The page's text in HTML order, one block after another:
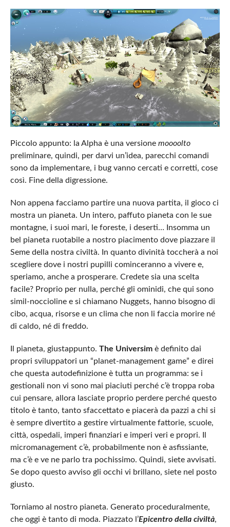
Piccolo appunto: la Alpha è una versione moooolto
preliminare, quindi, per darvi un’idea, parecchi comandi
sono da implementare, i bug vanno cercati e corretti, cose
così. Fine della digressione.
Non appena facciamo partire una nuova partita, il gioco ci
mostra un pianeta. Un intero, paffuto pianeta con le sue
montagne, i suoi mari, le foreste, i deserti… Insomma un
bel pianeta ruotabile a nostro piacimento dove piazzare il
Seme della nostra civiltà. In quanto divinità toccherà a noi
scegliere dove i nostri pupilli cominceranno a vivere e,
speriamo, anche a prosperare. Credete sia una scelta
facile? Proprio per nulla, perché gli ominidi, che qui sono
simil-noccioline e si chiamano Nuggets, hanno bisogno di
cibo, acqua, risorse e un clima che non li faccia morire né
di caldo, né di freddo.
Il pianeta, giustappunto. The Universimè definito dai
propri sviluppatori un “planet-management game” e direi
che questa autodefinizione è tutta un programma: se i
gestionali non vi sono mai piaciuti perché c’è troppa roba
cui pensare, allora lasciate proprio perdere perché questo
titolo è tanto, tanto sfaccettato e piacerà da pazzi a chi si
è sempre divertito a gestire virtualmente fattorie, scuole,
città, ospedali, imperi finanziari e imperi veri e propri. Il
micromanagement c’è, probabilmente non è asfissiante,
ma c’è e ve ne parlo tra pochissimo. Quindi, siete avvisati.
Se dopo questo avviso gli occhi vi brillano, siete nel posto
giusto.
Torniamo al nostro pianeta. Generato proceduralmente,
che oggi è tanto di moda. Piazzato l’Epicentro della civiltà,